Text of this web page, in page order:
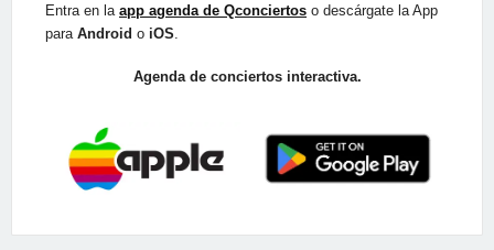
Entra en la app agenda de Qconciertos o descárgate la App
para Android o iOS
Agenda de conciertos interactiva.